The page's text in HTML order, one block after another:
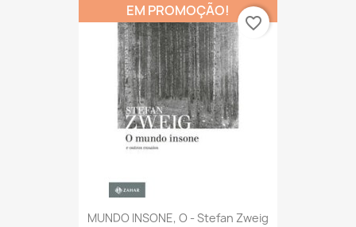
MUNDO INSONE, O - Stefan Zweig
EM PROMOÇÃO!
favorite_border